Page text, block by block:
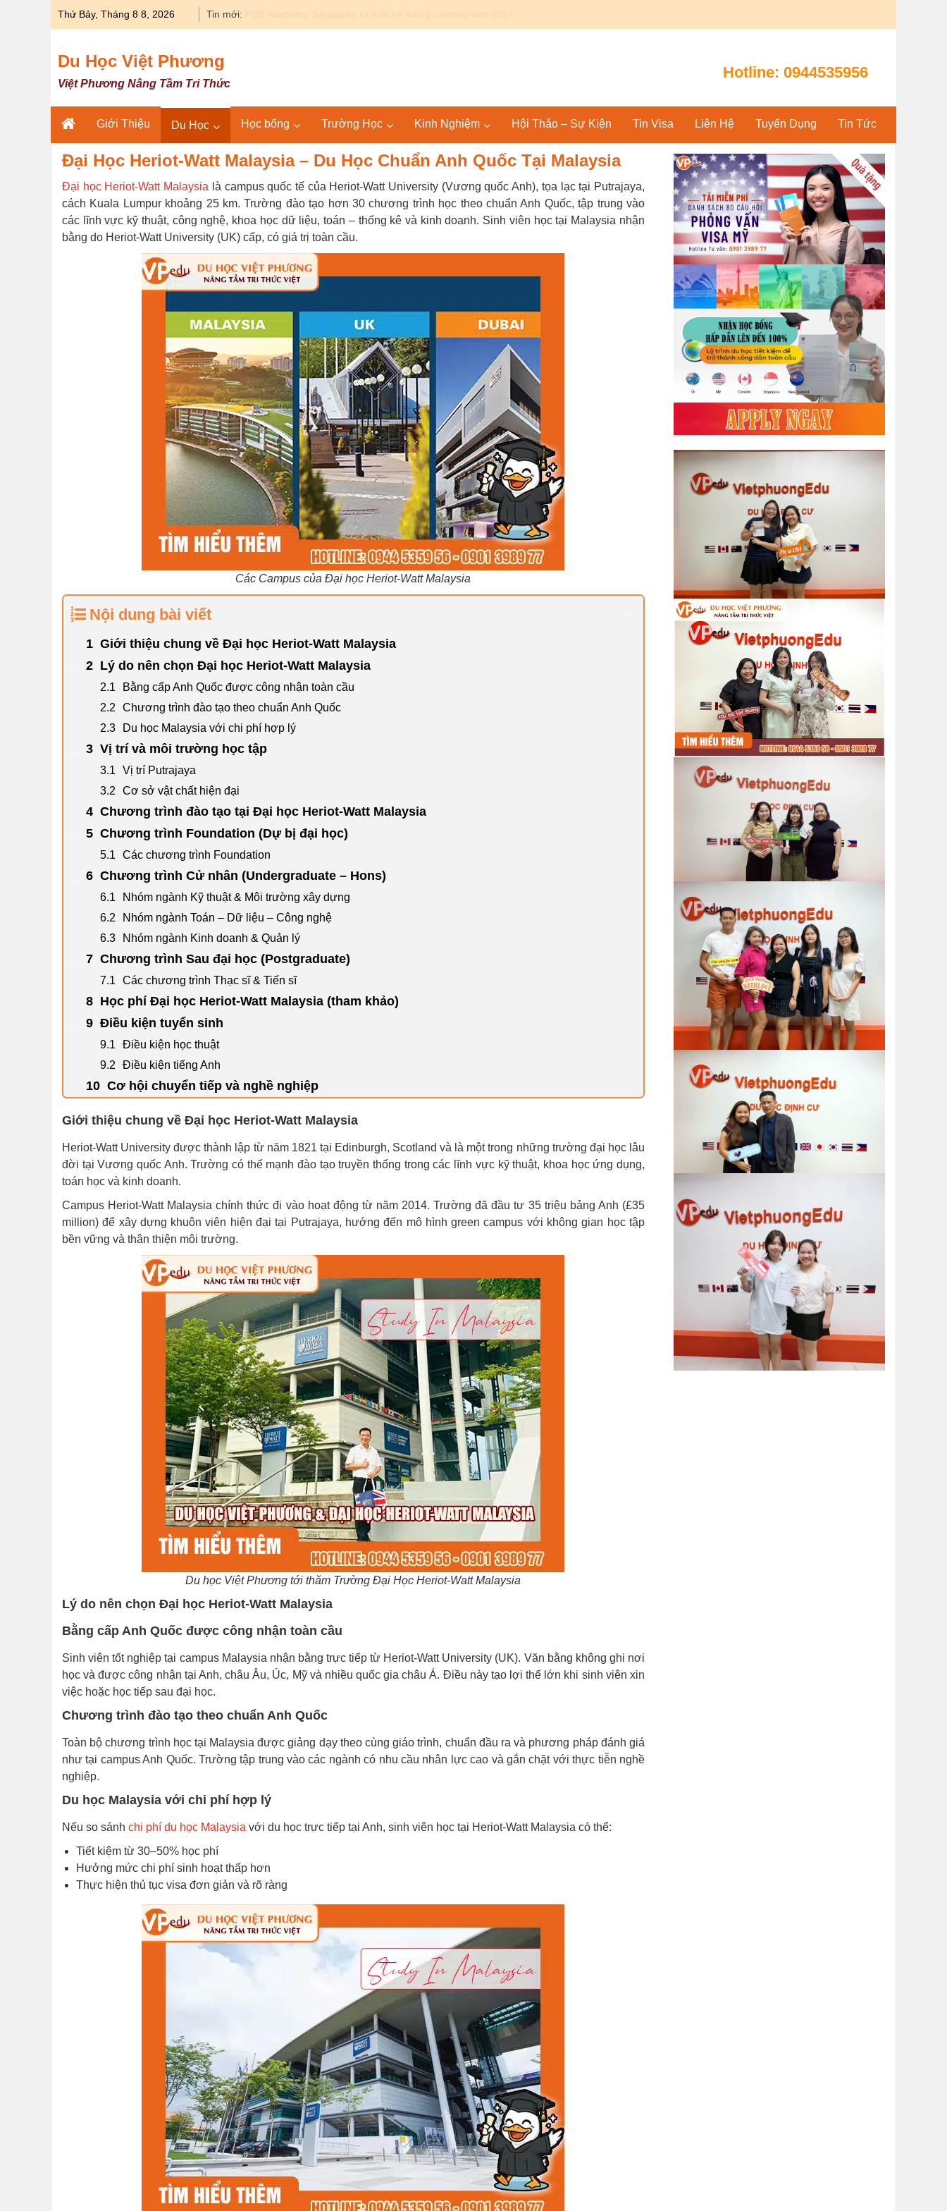
Thứ Bảy, Tháng 8 8, 2026 Tin mới:
Du Học Việt Phương
Việt Phương Nâng Tầm Tri Thức
Hotline: 0944535956
Giới Thiệu Du Học Học bổng Trường Học Kinh Nghiệm Hội Thảo – Sự Kiện Tin Visa Liên Hệ Tuyển Dụng Tin Tức
Đại Học Heriot-Watt Malaysia – Du Học Chuẩn Anh Quốc Tại Malaysia
Đại học Heriot-Watt Malaysia là campus quốc tế của Heriot-Watt University (Vương quốc Anh), tọa lạc tại Putrajaya,
cách Kuala Lumpur khoảng 25 km. Trường đào tạo hơn 30 chương trình học theo chuẩn Anh Quốc, tập trung vào
các lĩnh vực kỹ thuật, công nghệ, khoa học dữ liệu, toán – thống kê và kinh doanh. Sinh viên học tại Malaysia nhận
bằng do Heriot-Watt University (UK) cấp, có giá trị toàn cầu.
Các Campus của Đại học Heriot-Watt Malaysia
Nội dung bài viết
Giới thiệu chung về Đại học Heriot-Watt Malaysia
Lý do nên chọn Đại học Heriot-Watt Malaysia
Bằng cấp Anh Quốc được công nhận toàn cầu
Chương trình đào tạo theo chuẩn Anh Quốc
Du học Malaysia với chi phí hợp lý
Vị trí và môi trường học tập
Vị trí Putrajaya
Cơ sở vật chất hiện đại
Chương trình đào tạo tại Đại học Heriot-Watt Malaysia
Chương trình Foundation (Dự bị đại học)
Các chương trình Foundation
Chương trình Cử nhân (Undergraduate – Hons)
Nhóm ngành Kỹ thuật & Môi trường xây dựng
Nhóm ngành Toán – Dữ liệu – Công nghệ
Nhóm ngành Kinh doanh & Quản lý
Chương trình Sau đại học (Postgraduate)
Các chương trình Thạc sĩ & Tiến sĩ
Học phí Đại học Heriot-Watt Malaysia (tham khảo)
Điều kiện tuyển sinh
Điều kiện học thuật
Điều kiện tiếng Anh
Cơ hội chuyển tiếp và nghề nghiệp
Giới thiệu chung về Đại học Heriot-Watt Malaysia
Heriot-Watt University được thành lập từ năm 1821 tại Edinburgh, Scotland và là một trong những trường đại học lâu
đời tại Vương quốc Anh. Trường có thế mạnh đào tạo truyền thống trong các lĩnh vực kỹ thuật, khoa học ứng dụng,
toán học và kinh doanh.
Campus Heriot-Watt Malaysia chính thức đi vào hoạt động từ năm 2014. Trường đã đầu tư 35 triệu bảng Anh (£35
million) để xây dựng khuôn viên hiện đại tại Putrajaya, hướng đến mô hình green campus với không gian học tập
bền vững và thân thiện môi trường.
Du học Việt Phương tới thăm Trường Đại Học Heriot-Watt Malaysia
Lý do nên chọn Đại học Heriot-Watt Malaysia
Bằng cấp Anh Quốc được công nhận toàn cầu
Sinh viên tốt nghiệp tại campus Malaysia nhận bằng trực tiếp từ Heriot-Watt University (UK). Văn bằng không ghi nơi
học và được công nhận tại Anh, châu Âu, Úc, Mỹ và nhiều quốc gia châu Á. Điều này tạo lợi thế lớn khi sinh viên xin
việc hoặc học tiếp sau đại học.
Chương trình đào tạo theo chuẩn Anh Quốc
Toàn bộ chương trình học tại Malaysia được giảng dạy theo cùng giáo trình, chuẩn đầu ra và phương pháp đánh giá
như tại campus Anh Quốc. Trường tập trung vào các ngành có nhu cầu nhân lực cao và gắn chặt với thực tiễn nghề
nghiệp.
Du học Malaysia với chi phí hợp lý
Nếu so sánh chi phí du học Malaysia với du học trực tiếp tại Anh, sinh viên học tại Heriot-Watt Malaysia có thể:
Tiết kiệm từ 30–50% học phí
Hưởng mức chi phí sinh hoạt thấp hơn
Thực hiện thủ tục visa đơn giản và rõ ràng